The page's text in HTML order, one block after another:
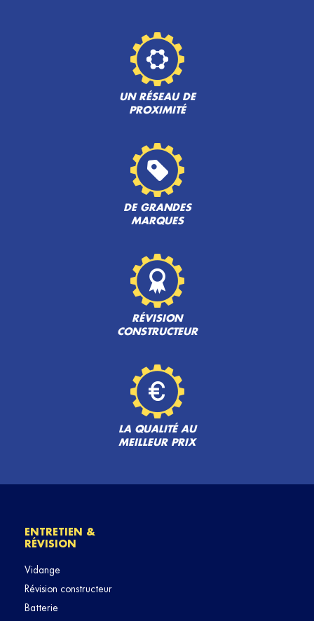
UN RÉSEAU DE
PROXIMITÉ
DE GRANDES
MARQUES
RÉVISION
CONSTRUCTEUR
LA QUALITÉ AU
MEILLEUR PRIX
ENTRETIEN &
RÉVISION
Vidange
Révision constructeur
Batterie